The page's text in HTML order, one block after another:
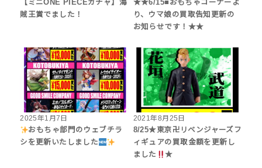
【ミニONE PIECEガチャ】海
賊王賞でました！
★★6/15■おもちゃコーナーよ
り、ウマ娘の買取告知更新の
お知らせです！★★
2025年1月7日
おもちゃ部門のウェブチラ
シを更新いたしました
2021年8月25日
8/25★東京卍リベンジャーズフ
ィギュアの買取金額を更新し
ました
★